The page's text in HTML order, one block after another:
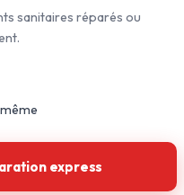
sanitaires réparés ou
express